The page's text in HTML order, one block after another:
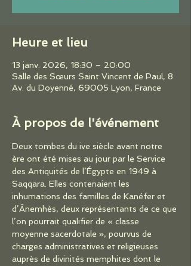
Heure et lieu
13 janv. 2026, 18:30 – 20:00
Salle des Sœurs Saint Vincent de Paul, 8
Av. du Doyenné, 69005 Lyon, France
À propos de l'événement
Deux tombes du ive siècle avant notre
ère ont été mises au jour par le Service
des Antiquités de l’Égypte en 1949 à
Saqqara. Elles contenaient les
inhumations des familles de Kanéfer et
d’Ânemhès, deux représentants de ce que
l’on pourrait qualifier de « classe
moyenne sacerdotale », pourvus de
charges administratives et religieuses
auprès de divinités memphites dont le